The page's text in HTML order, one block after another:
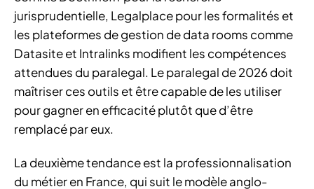
jurisprudentielle, Legalplace pour les formalités et
les plateformes de gestion de data rooms comme
Datasite et Intralinks modifient les compétences
attendues du paralegal. Le paralegal de 2026 doit
maîtriser ces outils et être capable de les utiliser
pour gagner en efficacité plutôt que d’être
remplacé par eux.
La deuxième tendance est la professionnalisation
du métier en France, qui suit le modèle anglo-